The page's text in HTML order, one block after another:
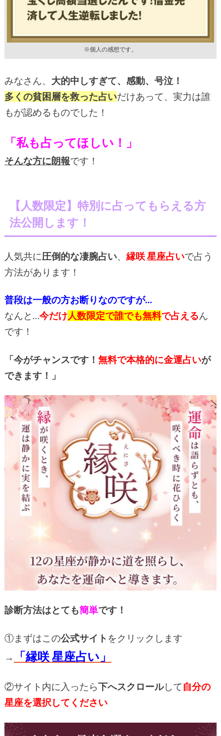
※個人の感想です。
みなさん、 大的中しすぎて、感動、号泣！
多くの貧困層を救った占いだけあって、実力は誰
もが認めるものでした！
「私も占ってほしい！」
そんな方に朗報です！
【人数限定】特別に占ってもらえる方
法公開します！
人気共に圧倒的な凄腕占い、 縁咲 星座占いで占う
方法があります！
普段は一般の方お断りなのですが…
なんと…今だけ人数限定で誰でも無料で占えるん
です！
「今がチャンスです！ 無料で本格的に金運占いが
できます！」
診断方法はとても簡単です！
①まずはこの公式サイト をクリックします
→
「縁咲 星座占い」
②サイト内に入ったら下へスクロールして自分の
星座を選択してください